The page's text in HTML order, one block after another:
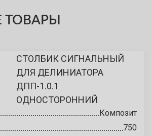
СТОЛБИК СИГНАЛЬНЫЙ
ДЛЯ ДЕЛИНИАТОРА
ДПП-1.0.1
ОДНОСТОРОННИЙ
Композит
750